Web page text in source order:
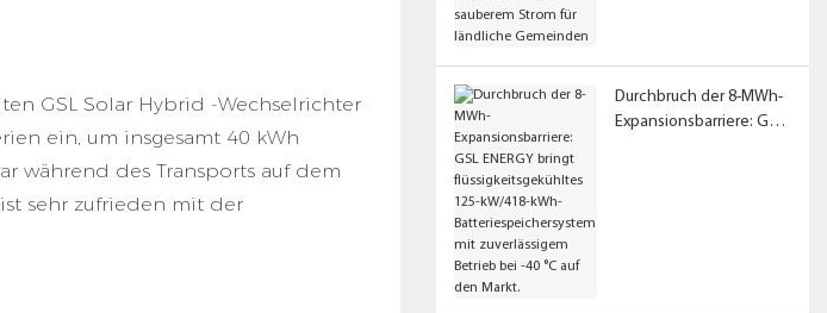
GSL Solar Hybrid -Wechselrichter
ein, um insgesamt 40 kWh
während des Transports auf dem
sehr zufrieden mit der
ländliche Gemeinden
Durchbruch der 8-MWh-
Expansionsbarriere: GSL